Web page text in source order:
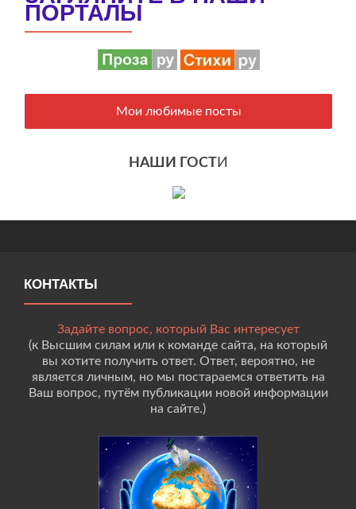
ПОРТАЛЫ
Мои любимые посты
НАШИ ГОСТИ
КОНТАКТЫ
Задайте вопрос, который Вас интересует
(к Высшим силам или к команде сайта, на который
вы хотите получить ответ. Ответ, вероятно, не
является личным, но мы постараемся ответить на
Ваш вопрос, путём публикации новой информации
на сайте.)